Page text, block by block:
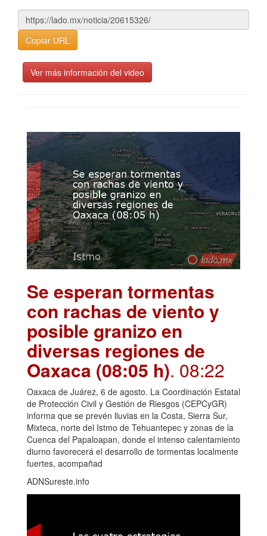
Copiar URL
Ver más información del video
Se esperan tormentas
con rachas de viento y
posible granizo en
diversas regiones de
Oaxaca (08:05 h). 08:22
Oaxaca de Juárez, 6 de agosto. La Coordinación Estatal
de Protección Civil y Gestión de Riesgos (CEPCyGR)
informa que se prevén lluvias en la Costa, Sierra Sur,
Mixteca, norte del Istmo de Tehuantepec y zonas de la
Cuenca del Papaloapan, donde el intenso calentamiento
diurno favorecerá el desarrollo de tormentas localmente
fuertes, acompañad
ADNSureste.info